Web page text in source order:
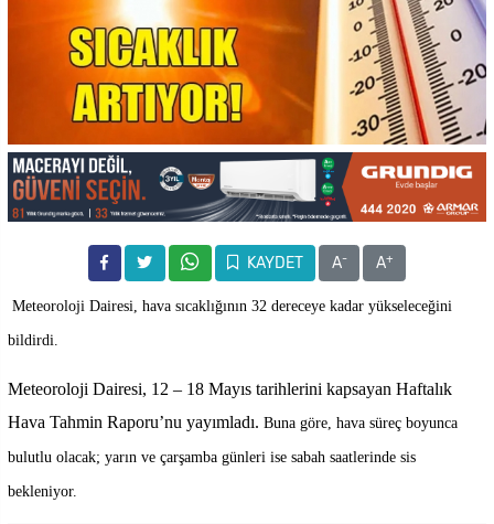
KAYDET A- A+
Meteoroloji Dairesi, hava sıcaklığının 32 dereceye kadar yükseleceğini
bildirdi.
Meteoroloji Dairesi, 12 – 18 Mayıs tarihlerini kapsayan Haftalık
Hava Tahmin Raporu’nu yayımladı. Buna göre, hava süreç boyunca
bulutlu olacak; yarın ve çarşamba günleri ise sabah saatlerinde sis
bekleniyor.